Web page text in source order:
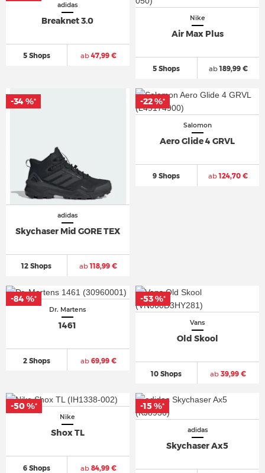
adidas
Breaknet 3.0
5 Shops ab47,99 €
Nike
Air Max Plus
5 Shops ab189,99 €
adidas
Skychaser Mid GORE TEX
12 Shops ab118,99 €
-34 %*
Salomon
Aero Glide 4 GRVL
9 Shops ab124,70 €
-22 %*
Dr. Martens
1461
2 Shops ab69,99 €
-84 %*
Vans
Old Skool
10 Shops ab 39,99 €
-53 %*
Nike
Shox TL
6 Shops ab84,99 €
-50 %*
adidas
Skychaser Ax5
-15 %*